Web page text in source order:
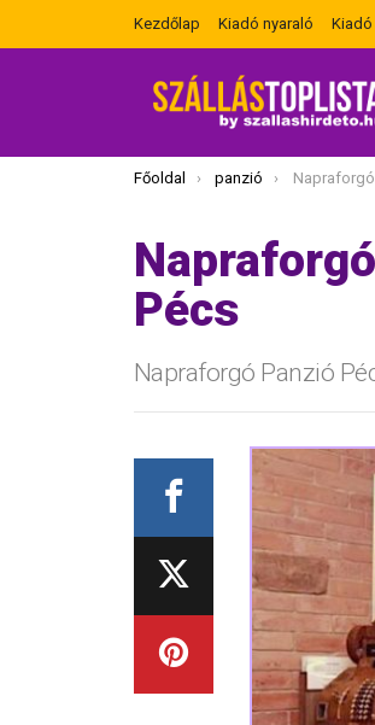
Kezdőlap Kiadó nyaraló Kiadó
Itt vagy most:
Főoldal panzió
Pécs
Napraforgó Panzió